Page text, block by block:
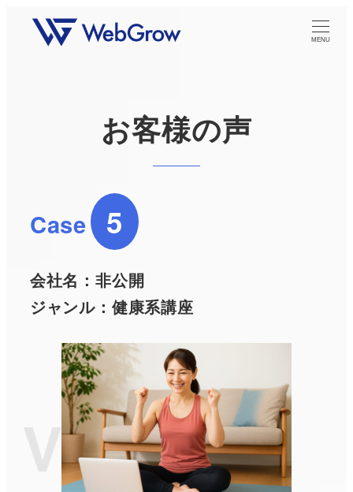
MENU
Voice
お客様の声
Case 5
会社名： 非公開
ジャンル：健康系講座